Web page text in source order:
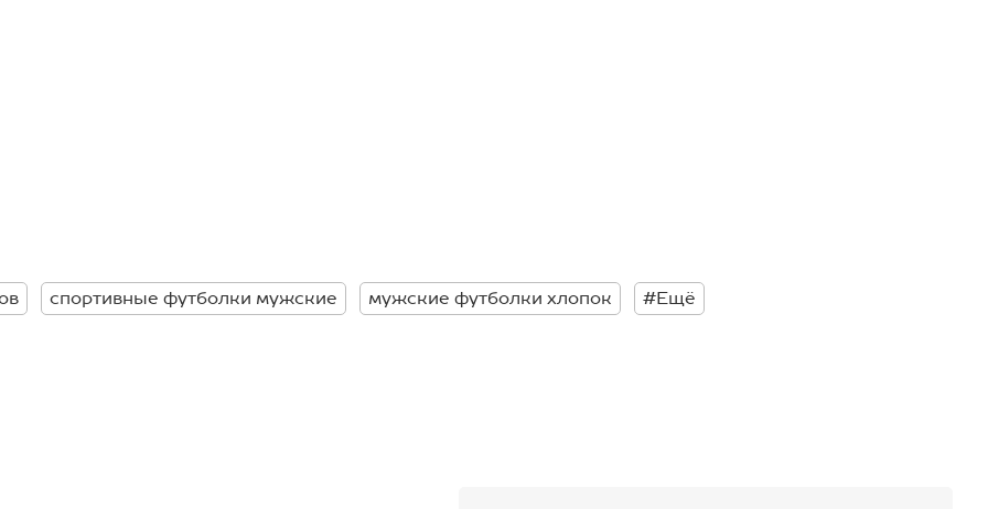
спортивные футболки мужские мужские футболки хлопок #Ещё